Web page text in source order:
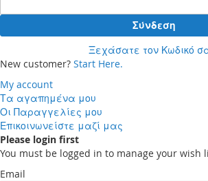
Σύνδεση
Ξεχάσατε τον Κωδικό
New customer? Start Here.
My account
Τα αγαπημένα μου
Οι Παραγγελίες μου
Επικοινωνείστε μαζί μας
Please login first
You must be logged in to manage your wish
Email